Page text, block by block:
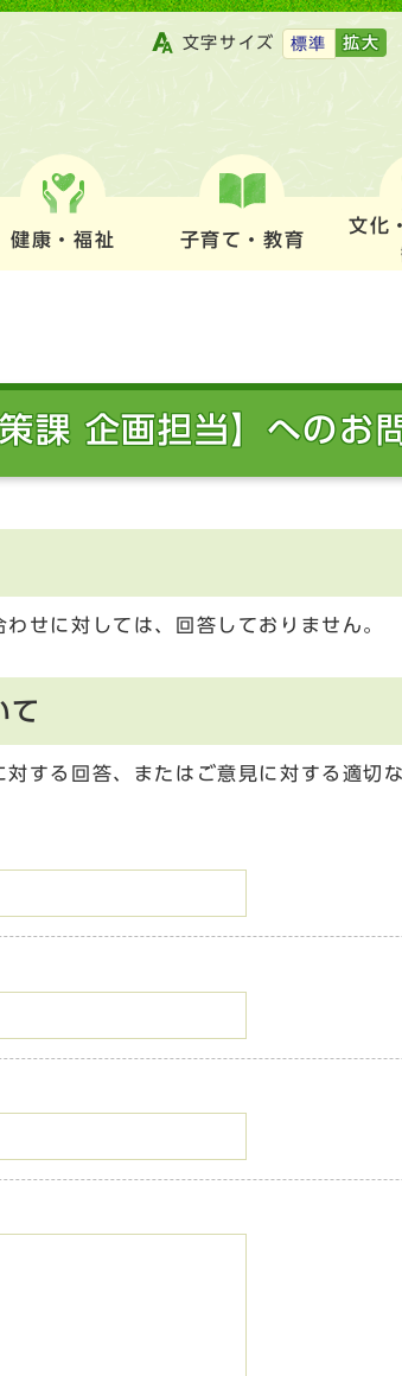
文字サイズ 標準 拡大
健康・福祉 子育て・教育
文化
課 企画担当】へのお
せに対しては、回答しておりません。
て
する回答、またはご意見に対する適切